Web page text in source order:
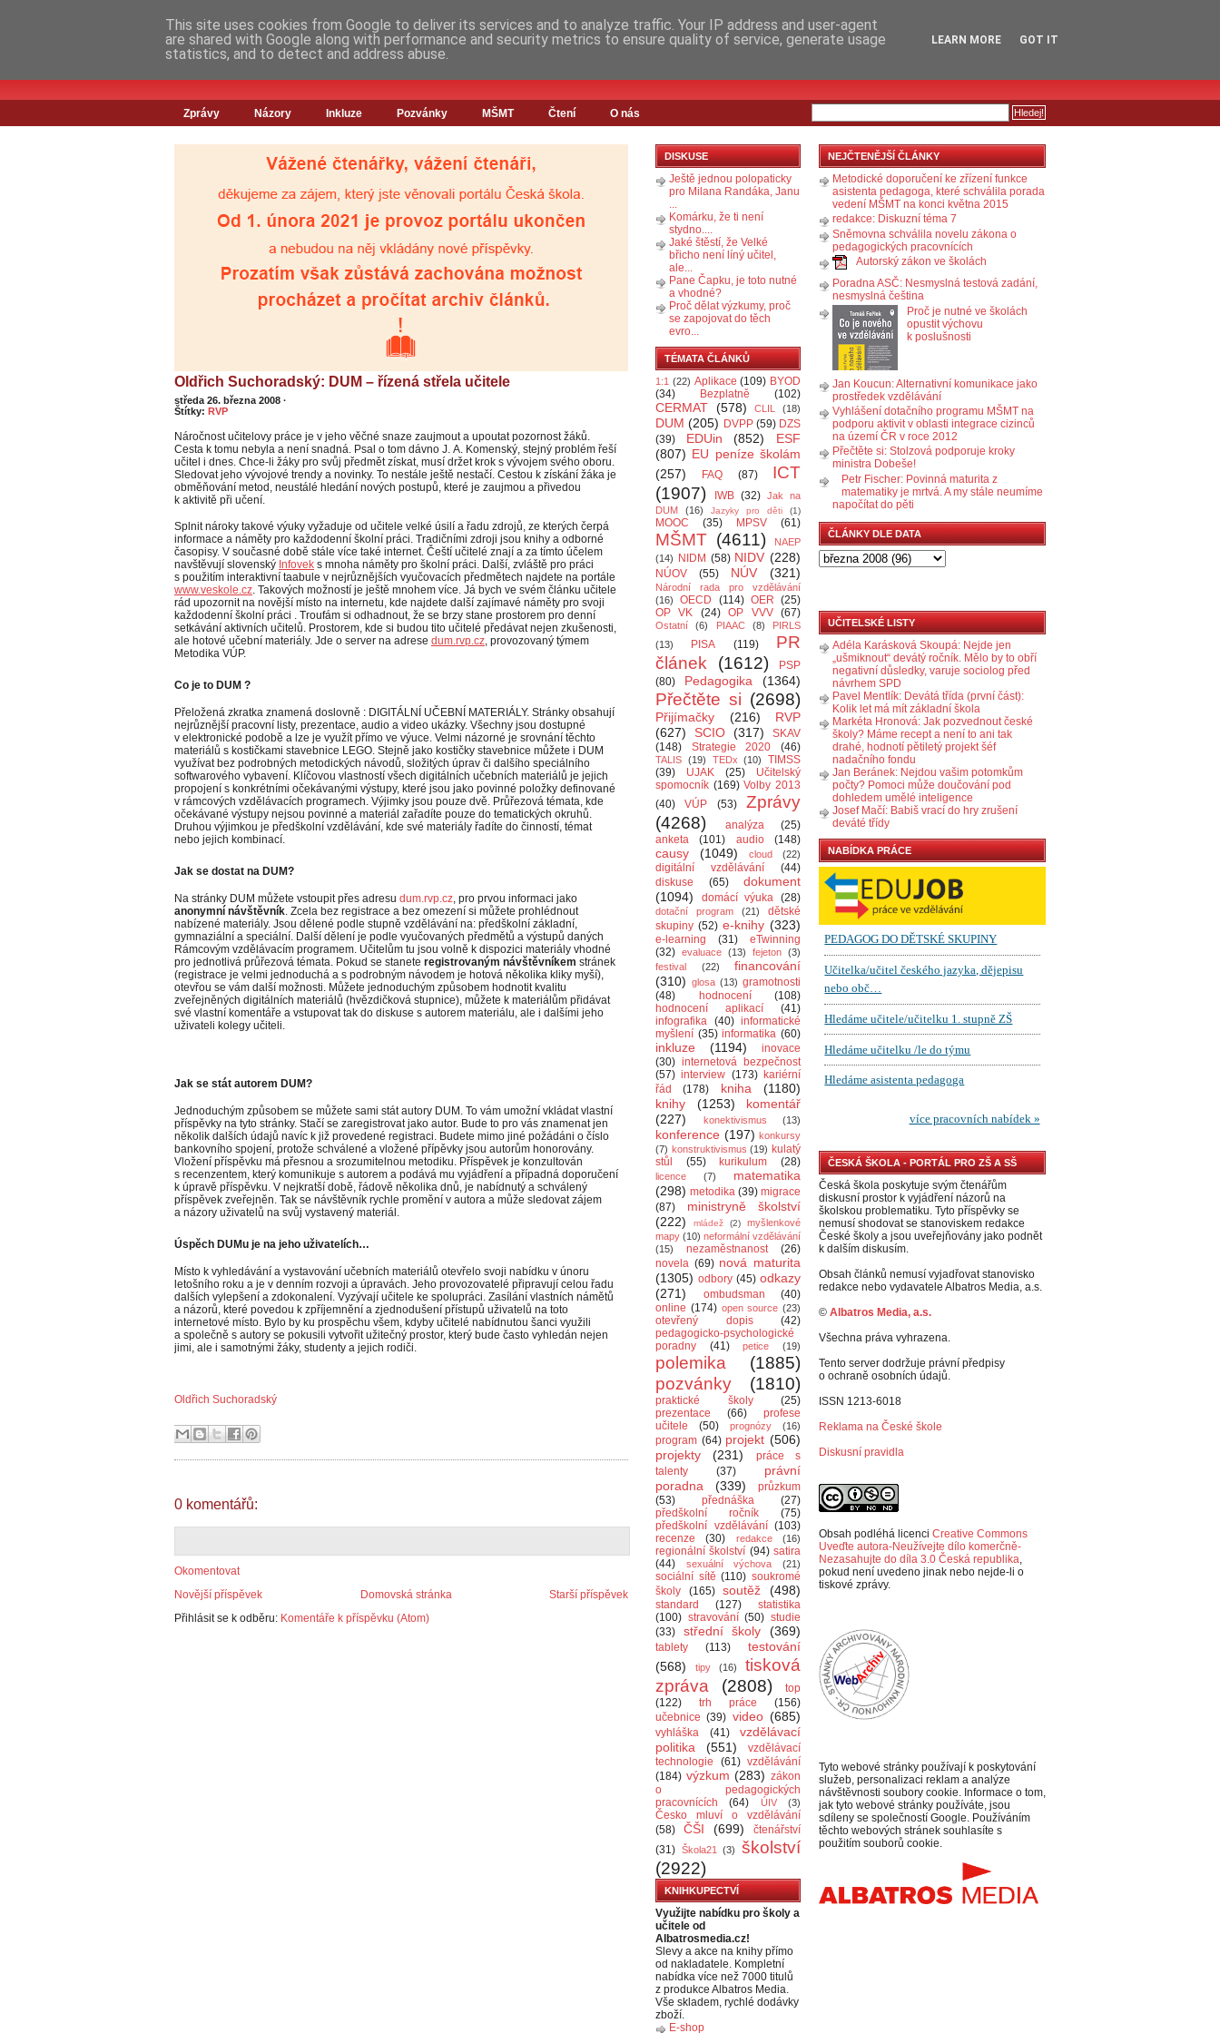
Zprávy Názory Inkluze Pozvánky MŠMT Čtení O nás
Oldřich Suchoradský: DUM – řízená střela učitele
středa 26. března 2008 ·
Štítky: RVP
Náročnost učitelovy práce je v jeho věčné snaze zaujmout a upoutat pozornost žáků.
Cesta k tomu nebyla a není snadná. Psal o tom dávno J. A. Komenský, stejný problém řeší
učitel i dnes. Chce-li žáky pro svůj předmět získat, musí držet krok s vývojem svého oboru.
Sledovat jeho vývojové trendy a novinky. To nestále ještě nestačí. Cestou k získání žáka je
obměňování metod, neustálé hledání nových postupů, které je zaujmou a přivedou
k aktivitě při učení.
Splnit nároky takové výuky vyžaduje od učitele velké úsilí a řadu zdrojů, ze kterých čerpá
informace a náměty pro každodenní školní práci. Tradičními zdroji jsou knihy a odborné
časopisy. V současné době stále více také internet. Čeští učitelé znají a za tímto účelem
navštěvují slovenský Infovek s mnoha náměty pro školní práci. Další, zvláště pro práci
s použitím interaktivní taabule v nejrůznějších vyučovacích předmětech najdete na portále
www.veskole.cz. Takových možností je ještě mnohem více. Já bych ve svém článku učitele
rád upozornit na novější místo na internetu, kde najdete další zajímavé náměty pro svoji
každodenní školní práci . Troufám si odhadnout, že se brzy stane prostorem pro denní
setkávání aktivních učitelů. Prostorem, kde si budou tito učitelé předávat nejen zkušenosti,
ale hotové učební materiály. Jde o server na adrese dum.rvp.cz, provozovaný týmem
Metodika VÚP.
Co je to DUM ?
Přeložená zkratka znamená doslovně : DIGITÁLNÍ UČEBNÍ MATERIÁLY. Stránky obsahují
nejrůznější pracovní listy, prezentace, audio a video ukázky. Všechny jsou dostupné
v elektronické podobě a lze je využít přímo ve výuce. Velmi názorné je srovnání těchto
materiálů s kostičkami stavebnice LEGO. Stejně jako kostičky stavebnice můžete i DUM
využívat bez podrobných metodických návodů, složitých úprav či dalšího speciálního
softwarového vybavení. Klíčovou vlastností všech digitálních učebních materiálů je jejich
propojení s konkrétními očekávanými výstupy, které jsou jako povinné položky definované
v rámcových vzdělávacích programech. Výjimky jsou pouze dvě. Průřezová témata, kde
očekávané výstupy nejsou povinné a materiál zařadíte pouze do tematických okruhů.
Druhou výjimkou je předškolní vzdělávání, kde své materiály řadíte do činností, témat
nebo jejich kombinací.
Jak se dostat na DUM?
Na stránky DUM můžete vstoupit přes adresu dum.rvp.cz, pro prvou informaci jako
anonymní návštěvník. Zcela bez registrace a bez omezení si můžete prohlédnout
nabízené materiály. Jsou dělené podle stupně vzdělávání na: předškolní základní,
gymnaziální a speciální. Další dělení je podle vyučovaných předmětů a výstupů daných
Rámcovým vzdělávacím programem. Učitelům tu jsou volně k dispozici materiály vhodné
pro jednotlivá průřezová témata. Pokud se stanete registrovaným návštěvníkem stránek
(registrace je velmi jednoduchá a s podrobným návodem je hotová několika kliky myší),
otevřou se vám další možnosti. Můžete jednoduchým způsobem hodnotit kvalitu
zveřejněných digitálních materiálů (hvězdičková stupnice), můžete k materiálům přidávat
své vlastní komentáře a vstupovat tak do diskuse s autorem materiálu, ale i dalšími jeho
uživateli kolegy učiteli.
Jak se stát autorem DUM?
Jednoduchým způsobem se můžete sami stát autory DUM. To vám umožní vkládat vlastní
příspěvky na tyto stránky. Stačí se zaregistrovat jako autor. Bude to pro vás znamenat jen
několik dalších údajů navíc k již provedené registraci. Budete mimo jiné požádáni o číslo
bankovního spojení, protože schválené a vložené přípěvky jsou autorům honorovány.
Vložení příspěvku má přesnou a srozumitelnou metodiku. Příspěvek je konzultován
s recenzentem, který komunikuje s autorem a podává mu vyjádření a případná doporučení
k úpravě příspěvku. V nejkratší době, řádově několika dnů, je nabídnutý a schválený
příspěvek zveřejněn. Tak se návštěvník rychle promění v autora a může sledovat zájem
a názory uživatelů na svůj vystavený materiál.
Úspěch DUMu je na jeho uživatelích…
Místo k vyhledávání a vystavování učebních materiálů otevřelo svoji nabídku v únoru
letošního roku a je v denním rozvoji a úpravách. Jeho provozovatelé připravují celou řadu
dalších vylepšení a zdokonalení. Vyzývají učitele ke spolupráci. Zasílání vlastních námětů
a názorů, které povedou k zpříjemnění a zjednodušení přístupů uživatelů na toto
internetové místo. Bylo by ku prospěchu všem, kdyby učitelé nabídnutou šanci využili
a společně s autory se pokusili vytvořit užitečný prostor, který bude často vyhledán nejen
jimi, ale i samotnými žáky, studenty a jejich rodiči.
Oldřich Suchoradský
0 komentářů:
Okomentovat
Novější příspěvek
Starší příspěvek
Domovská stránka
Přihlásit se k odběru: Komentáře k příspěvku (Atom)
DISKUSE
Ještě jednou polopaticky
pro Milana Randáka, Janu
...
Komárku, že ti není
stydno....
Jaké štěstí, že Velké
břicho není líný učitel,
ale...
Pane Čapku, je toto nutné
a vhodné?
Proč dělat výzkumy, proč
se zapojovat do těch
evro...
TÉMATA ČLÁNKŮ
1:1 (22) Aplikace (109) BYOD
(34)
Bezplatně (102)
CERMAT (578) CLIL (18)
DUM (205) DVPP (59) DZS
(39)
EDUin (852)
ESF
(807) EU peníze školám
(257)
FAQ (87)
ICT
(1907)
IWB (32) Jak na
DUM
(16) Jazyky pro děti (1)
MOOC (35) MPSV (61)
MŠMT (4611)
NAEP
(14)
NIDM (58) NIDV (228)
NÚOV (55) NÚV (321)
Národní rada pro vzdělávání
(16)
OECD (114) OER (25)
OP VK
(24) OP VVV (67)
Ostatní (6) PIAAC (8)
PIRLS
(13)
PISA (119)
PR
článek
(1612)
PSP
(80)
Pedagogika (1364)
Přečtěte si (2698)
Přijímačky (216)
RVP
(627)
SCIO (317)
SKAV
(148)
Strategie 2020 (46)
TALIS (19) TEDx (10)
TIMSS
(39)
UJAK (25)
Učitelský
spomocník (169) Volby 2013
(40)
VÚP (53)
Zprávy
(4268)
analýza
(25)
anketa
(101) audio (148)
causy (1049) cloud (22)
digitální vzdělávání
(44)
diskuse
(65)
dokument
(1094)
domácí výuka (28)
dotační program (21)
dětské
skupiny (52) e-knihy (323)
e-learning (31)
eTwinning
(32) evaluace (13) fejeton (3)
festival
(22)
financování
(310) glosa (13) gramotnosti
(48)
hodnocení
(108)
hodnocení aplikací
(41)
infografika (40) informatické
myšlení (35) informatika (60)
inkluze (1194)
inovace
(30) internetová bezpečnost
(57) interview (173) kariérní
řád
(178) kniha
(1180)
knihy
(1253)
komentář
(227)
konektivismus (13)
konference (197) konkursy
(7) konstruktivismus (19) kulatý
stůl
(55) kurikulum (28)
licence (7)
matematika
(298) metodika (39) migrace
(87)
ministryně školství
(222)
mládež (2)
myšlenkové
mapy (10) neformální vzdělávání
(15)
nezaměstnanost
(26)
novela (69) nová maturita
(1305) odbory (45) odkazy
(271)
ombudsman
(40)
online (174) open source (23)
otevřený dopis
(42)
pedagogicko-psychologické
poradny
(41) petice (19)
polemika
(1885)
pozvánky
(1810)
praktické školy
(25)
prezentace
(66)
profese
učitele
(50) prognózy (16)
program (64) projekt (506)
projekty
(231)
práce s
talenty
(37)
právní
poradna
(339)
průzkum
(53)
přednáška
(27)
předškolní ročník
(75)
předškolní vzdělávání (103)
recenze
(30) redakce (16)
regionální školství (94) satira
(44)
sexuální výchova (21)
sociální sítě (110) soukromé
školy
(165) soutěž (498)
standard (127)
statistika
(100) stravování (50) studie
(33)
střední školy (369)
tablety (113)
testování
(568)
tipy (16)
tisková
zpráva
(2808)
top
(122)
trh práce
(156)
učebnice (39) video (685)
vyhláška (41)
vzdělávací
politika
(551)
vzdělávací
technologie
(61) vzdělávání
(184) výzkum (283) zákon
o pedagogických
pracovnících
(64) ÚIV (3)
Česko mluví o vzdělávání
(58)
ČŠI (699)
čtenářství
(31) Škola21 (3)
školství
(2922)
KNIHKUPECTVÍ
Využijte nabídku pro školy a
učitele od
Albatrosmedia.cz!
Slevy a akce na knihy přímo
od nakladatele. Kompletní
nabídka více než 7000 titulů
z produkce Albatros Media.
Vše skladem, rychlé dodávky
zboží.
E-shop
NEJČTENĚJŠÍ ČLÁNKY
Metodické doporučení ke zřízení funkce
asistenta pedagoga, které schválila porada
vedení MŠMT na konci května 2015
redakce: Diskuzní téma 7
Sněmovna schválila novelu zákona o
pedagogických pracovnících
Autorský zákon ve školách
Poradna ASČ: Nesmyslná testová zadání,
nesmyslná čeština
Proč je nutné ve školách
opustit výchovu
k poslušnosti
Jan Koucun: Alternativní komunikace jako
prostředek vzdělávání
Vyhlášení dotačního programu MŠMT na
podporu aktivit v oblasti integrace cizinců
na území ČR v roce 2012
Přečtěte si: Stolzová podporuje kroky
ministra Dobeše!
Petr Fischer: Povinná maturita z
matematiky je mrtvá. A my stále neumíme
napočítat do pěti
ČLÁNKY DLE DATA
UČITELSKÉ LISTY
Adéla Karásková Skoupá: Nejde jen
„ušmiknout“ devátý ročník. Mělo by to obří
negativní důsledky, varuje sociolog před
návrhem SPD
Pavel Mentlík: Devátá třída (první část):
Kolik let má mít základní škola
Markéta Hronová: Jak pozvednout české
školy? Máme recept a není to ani tak
drahé, hodnotí pětiletý projekt šéf
nadačního fondu
Jan Beránek: Nejdou vašim potomkům
počty? Pomoci může doučování pod
dohledem umělé inteligence
Josef Mačí: Babiš vrací do hry zrušení
deváté třídy
NABÍDKA PRÁCE
ČESKÁ ŠKOLA - PORTÁL PRO ZŠ A SŠ
Česká škola poskytuje svým čtenářům
diskusní prostor k vyjádření názorů na
školskou problematiku. Tyto příspěvky se
nemusí shodovat se stanoviskem redakce
České školy a jsou uveřejňovány jako podnět
k dalším diskusím.
Obsah článků nemusí vyjadřovat stanovisko
redakce nebo vydavatele Albatros Media, a.s.
© Albatros Media, a.s.
Všechna práva vyhrazena.
Tento server dodržuje právní předpisy
o ochraně osobních údajů.
ISSN 1213-6018
Reklama na České škole
Diskusní pravidla
Obsah podléhá licenci Creative Commons
Uveďte autora-Neužívejte dílo komerčně-
Nezasahujte do díla 3.0 Česká republika,
pokud není uvedeno jinak nebo nejde-li o
tiskové zprávy.
Tyto webové stránky používají k poskytování
služeb, personalizaci reklam a analýze
návštěvnosti soubory cookie. Informace o tom,
jak tyto webové stránky používáte, jsou
sdíleny se společností Google. Používáním
těchto webových stránek souhlasíte s
použitím souborů cookie.
This site uses cookies from Google to deliver its services and to analyze traffic. Your IP address and user-agent
are shared with Google along with performance and security metrics to ensure quality of service, generate usage
statistics, and to detect and address abuse.
LEARN MORE GOT IT